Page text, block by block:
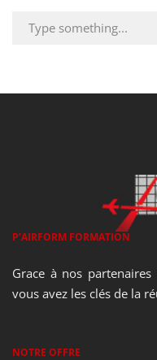
P’AIRFORM FORMATION
Grace à nos
vous avez les clés de la
NOTRE OFFRE